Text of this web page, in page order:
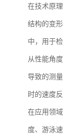
在技术原
结构的变
中，用于
从性能角
导致的测
时的速度反
在应用领
度、游泳